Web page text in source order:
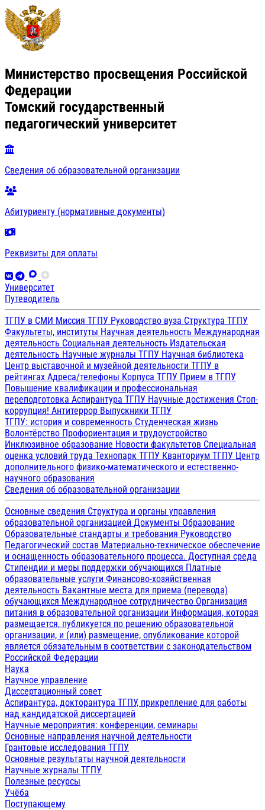
Министерство просвещения Российской
Федерации
Томский государственный
педагогический университет
Сведения об образовательной организации
Абитуриенту (нормативные документы)
Реквизиты для оплаты
Университет
Путеводитель
ТГПУ в СМИ Миссия ТГПУ Руководство вуза Структура ТГПУ
Факультеты, институты Научная деятельность Международная
деятельность Социальная деятельность Издательская
деятельность Научные журналы ТГПУ Научная библиотека
Центр выставочной и музейной деятельности ТГПУ в
рейтингах Адреса/телефоны Корпуса ТГПУ Прием в ТГПУ
Повышение квалификации и профессиональная
переподготовка Аспирантура ТГПУ Научные достижения Стоп-
коррупция! Антитеррор Выпускники ТГПУ
ТГПУ: история и современность Студенческая жизнь
Волонтёрство Профориентация и трудоустройство
Инклюзивное образование Новости факультетов Специальная
оценка условий труда Технопарк ТГПУ Кванториум ТГПУ Центр
дополнительного физико-математического и естественно-
научного образования
Сведения об образовательной организации
Основные сведения Структура и органы управления
образовательной организацией Документы Образование
Образовательные стандарты и требования Руководство
Педагогический состав Материально-техническое обеспечение
и оснащенность образовательного процесса. Доступная среда
Стипендии и меры поддержки обучающихся Платные
образовательные услуги Финансово-хозяйственная
деятельность Вакантные места для приема (перевода)
обучающихся Международное сотрудничество Организация
питания в образовательной организации Информация, которая
размещается, публикуется по решению образовательной
организации, и (или) размещение, опубликование которой
является обязательным в соответствии с законодательством
Российской Федерации
Наука
Научное управление
Диссертационный совет
Аспирантура, докторантура ТГПУ, прикрепление для работы
над кандидатской диссертацией
Научные мероприятия: конференции, семинары
Основные направления научной деятельности
Грантовые исследования ТГПУ
Основные результаты научной деятельности
Научные журналы ТГПУ
Полезные ресурсы
Учёба
Поступающему